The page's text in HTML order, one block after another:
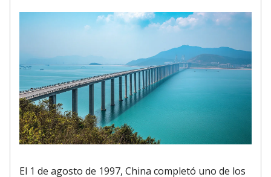
El 1 de agosto de 1997, China completó uno de los